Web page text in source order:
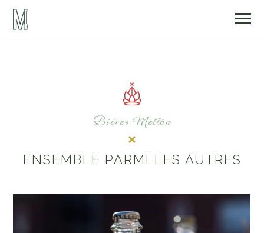
Bières Mellön
ENSEMBLE PARMI LES AUTRES